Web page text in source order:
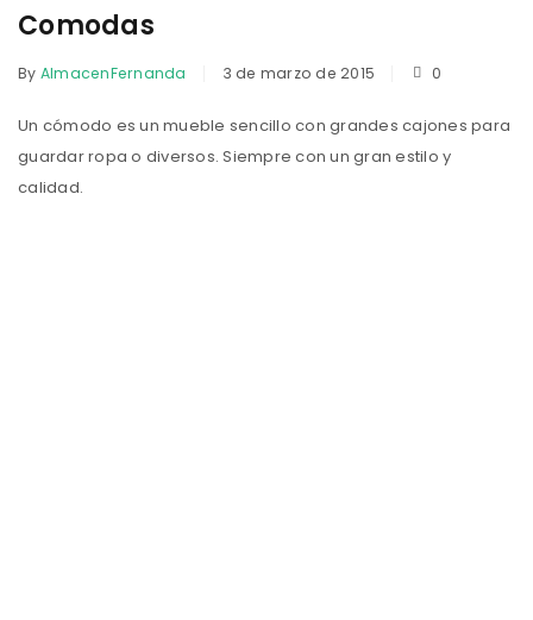
Comodas
By AlmacenFernanda 3 de marzo de 2015 0
Un cómodo es un mueble sencillo con grandes cajones para
guardar ropa o diversos. Siempre con un gran estilo y
calidad.